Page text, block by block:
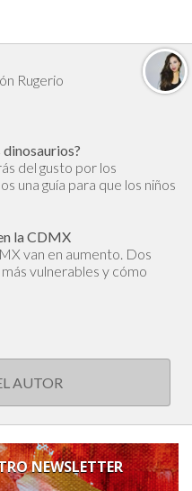
Rugerio
dinosaurios?
del gusto por los
una guía para que los niños
la CDMX
van en aumento. Dos
vulnerables y cómo
AUTOR
NEWSLETTER